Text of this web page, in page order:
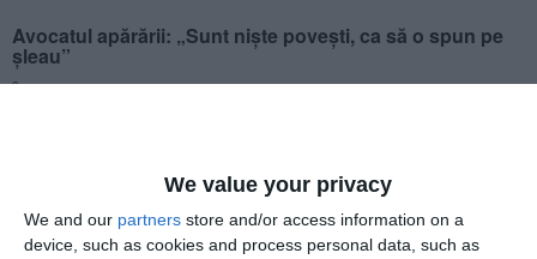
We value your privacy
We and our partners store and/or access information on a
device, such as cookies and process personal data, such as
Avocatul apărării: „Sunt niște povești, ca să o spun pe
șleau”
Înainte de aflarea verdictului, reîntoarcerea inculpaților în
Constanța), cel care asistă trei dintre clienții arestați și doi
aflați sub control judiciar. Acesta a acuzat o presiune psihică
nejustificată asupra clienților săi: